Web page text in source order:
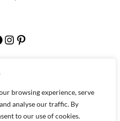
browsing experience, serve
analyse our traffic. By
to our use of cookies.
Instagram Pinterest
Theme By